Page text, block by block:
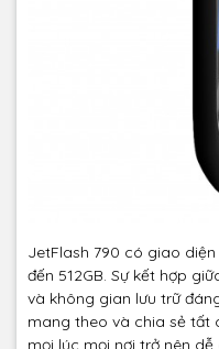
JetFlash 790 có giao diện
đến 512GB. Sự kết hợp
và không gian lưu trữ
mang theo và chia sẻ tất
mọi lúc mọi nơi trở nên